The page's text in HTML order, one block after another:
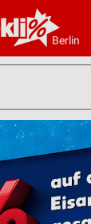
Berlin